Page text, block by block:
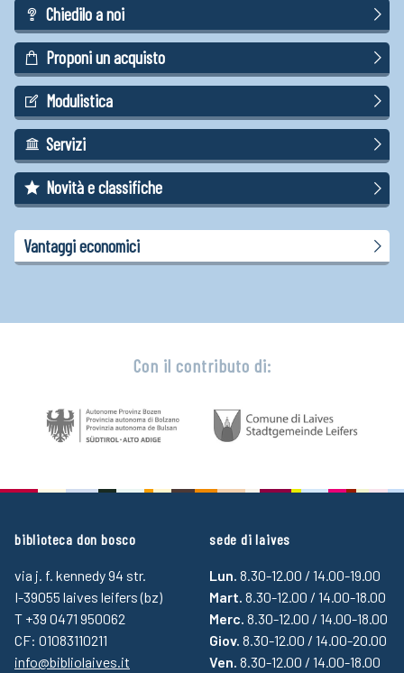
Chiedilo a noi
Proponi un acquisto
Modulistica
Servizi
Novità e classifiche
Vantaggi economici
Con il contributo di:
biblioteca don bosco
via j. f. kennedy 94 str.
I-39055 laives leifers (bz)
T +39 0471 950062
CF: 01083110211
info@bibliolaives.it
sede di laives
Lun. 8.30-12.00 / 14.00-19.00
Mart. 8.30-12.00 / 14.00-18.00
Merc. 8.30-12.00 / 14.00-18.00
Giov. 8.30-12.00 / 14.00-20.00
Ven. 8.30-12.00 / 14.00-18.00